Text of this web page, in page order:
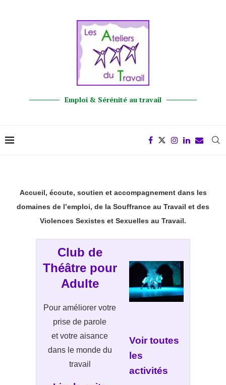
Emploi & Sérénité au travail
Accueil, écoute, soutien et accompagnement dans les
domaines de l’emploi, de la Souffrance au Travail et des
Violences Sexistes et Sexuelles au Travail.
Club de
Théâtre pour
Adulte
Pour améliorer votre
prise de parole
et votre aisance
dans le monde du
travail
Voir toutes
les
activités